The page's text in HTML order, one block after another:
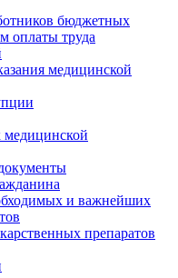
бюджетных
оплаты труда
медицинской
медицинской
и важнейших
препаратов